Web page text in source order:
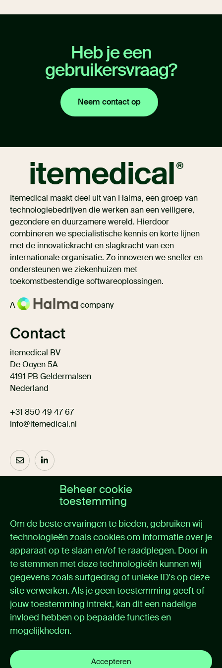
Beheer cookie
toestemming
Om de beste ervaringen te bieden, gebruiken wij
technologieën zoals cookies om informatie over je
apparaat op te slaan en/of te raadplegen. Door in
te stemmen met deze technologieën kunnen wij
gegevens zoals surfgedrag of unieke ID's op deze
site verwerken. Als je geen toestemming geeft of
jouw toestemming intrekt, kan dit een nadelige
invloed hebben op bepaalde functies en
mogelijkheden.
Accepteren
Heb je een
gebruikersvraag?
Neem contact op
Itemedical maakt deel uit van Halma, een groep van
technologiebedrijven die werken aan een veiligere,
gezondere en duurzamere wereld. Hierdoor
combineren we specialistische kennis en korte lijnen
met de innovatiekracht en slagkracht van een
internationale organisatie. Zo innoveren we sneller en
ondersteunen we ziekenhuizen met
toekomstbestendige softwareoplossingen.
A company
Contact
itemedical BV
De Ooyen 5A
4191 PB Geldermalsen
Nederland
+31 850 49 47 67
info@itemedical.nl
Over ons
Oplossingen
Cases
Nieuws
Over itemedical
Contact
Support
Support portal
Handleidingen
Privacybeleid
Cookie instellingen